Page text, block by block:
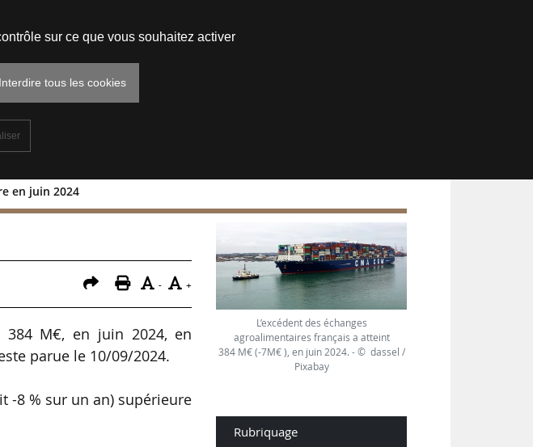
en juin 2024
- +
384 M€, en juin 2024, en
parue le 10/09/2024.
-8 % sur un an) supérieure
L’excédent des échanges
agroalimentaires français a atteint
384 M€ (-7M€ ), en juin 2024. - © dassel /
Pixabay
Rubriquage
sur ce que vous souhaitez activer
tous les cookies